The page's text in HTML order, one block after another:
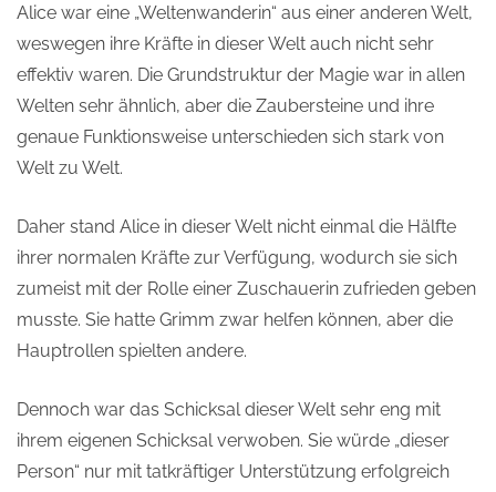
Alice war eine „Weltenwanderin“ aus einer anderen Welt,
weswegen ihre Kräfte in dieser Welt auch nicht sehr
effektiv waren. Die Grundstruktur der Magie war in allen
Welten sehr ähnlich, aber die Zaubersteine und ihre
genaue Funktionsweise unterschieden sich stark von
Welt zu Welt.
Daher stand Alice in dieser Welt nicht einmal die Hälfte
ihrer normalen Kräfte zur Verfügung, wodurch sie sich
zumeist mit der Rolle einer Zuschauerin zufrieden geben
musste. Sie hatte Grimm zwar helfen können, aber die
Hauptrollen spielten andere.
Dennoch war das Schicksal dieser Welt sehr eng mit
ihrem eigenen Schicksal verwoben. Sie würde „dieser
Person“ nur mit tatkräftiger Unterstützung erfolgreich